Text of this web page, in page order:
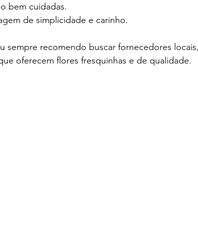
bem cuidadas.
de simplicidade e carinho.
sempre recomendo buscar fornecedores
oferecem flores fresquinhas e de qualidade.